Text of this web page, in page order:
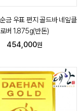
금 우표 편지 골드바 네잎클
로버 1.875g(반돈)
454,000원